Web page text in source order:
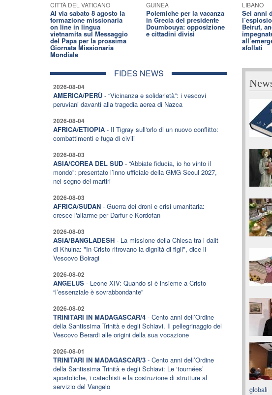
CITTÀ DEL VATICANO
Al via sabato 8 agosto la
formazione missionaria
on line in lingua
vietnamita sul Messaggio
del Papa per la prossima
Giornata Missionaria
Mondiale
GUINEA
Polemiche per la vacanza
in Grecia del presidente
Doumbouya: opposizione
e cittadini divisi
LIBANO
Sei anni
Beirut,
sfollati
FIDES NEWS
2026-08-04
AMERICA/PERÙ - “Vicinanza e solidarietà”: i vescovi
peruviani davanti alla tragedia aerea di Nazca
2026-08-04
AFRICA/ETIOPIA - Il Tigray sull'orlo di un nuovo conflitto:
combattimenti e fuga di civili
2026-08-03
ASIA/COREA DEL SUD - “Abbiate fiducia, io ho vinto il
mondo”: presentato l’inno ufficiale della GMG Seoul 2027,
nel segno dei martiri
2026-08-03
AFRICA/SUDAN - Guerra dei droni e crisi umanitaria:
cresce l'allarme per Darfur e Kordofan
2026-08-03
ASIA/BANGLADESH - La missione della Chiesa tra i dalit
di Khulna: "In Cristo ritrovano la dignità di figli", dice il
Vescovo Boiragi
2026-08-02
ANGELUS - Leone XIV: Quando si è insieme a Cristo
“l’essenziale è sovrabbondante”
2026-08-02
TRINITARI IN MADAGASCAR/4 - Cento anni dell’Ordine
della Santissima Trinità e degli Schiavi. Il pellegrinaggio del
Vescovo Berardi alle origini della sua vocazione
2026-08-01
TRINITARI IN MADAGASCAR/3 - Cento anni dell’Ordine
della Santissima Trinità e degli Schiavi: Le ‘tournées’
apostoliche, i catechisti e la costruzione di strutture al
servizio del Vangelo
globali